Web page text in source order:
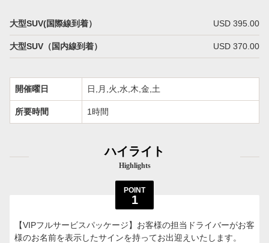
大型SUV(国際線到着） USD 395.00
大型SUV（国内線到着） USD 370.00
開催曜日 日,月,火,水,木,金,土
所要時間 1時間
ハイライト
Highlights
POINT
1
【VIPフルサービスパッケージ】お客様の担当ドライバーがお客
様のお名前を表示したサインを持ってお出迎えいたします。